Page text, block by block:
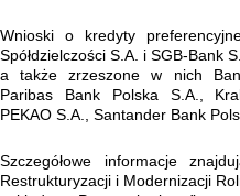
Wnioski o kredyty
Spółdzielczości S.A. i SGB-Bank
a także zrzeszone w nich
Paribas Bank Polska S.A.,
PEKAO S.A., Santander Bank
Szczegółowe informacje
Restrukturyzacji i Modernizacji